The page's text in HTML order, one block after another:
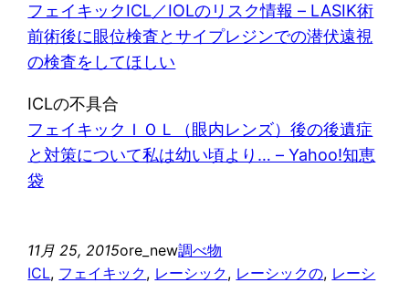
フェイキックICL／IOLのリスク情報 – LASIK術
前術後に眼位検査とサイプレジンでの潜伏遠視
の検査をしてほしい
ICLの不具合
フェイキックＩＯＬ（眼内レンズ）後の後遺症
と対策について私は幼い頃より… – Yahoo!知恵
袋
11月 25, 2015ore_new調べ物
ICL, フェイキック, レーシック, レーシックの, レーシ